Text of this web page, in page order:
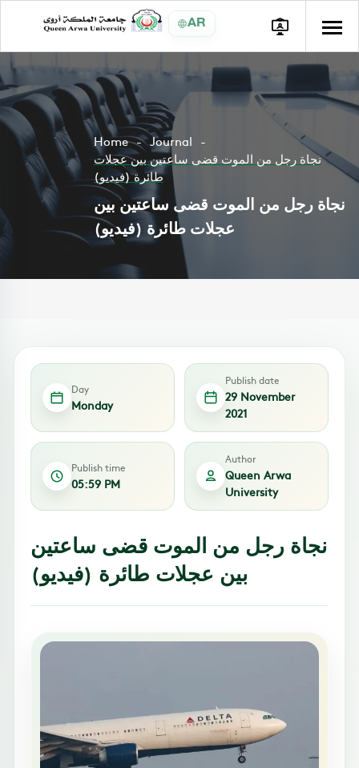
AR
Home
Journal
نجاة رجل من الموت قضى ساعتين بين عجلات
طائرة (فيديو)
نجاة رجل من الموت قضى ساعتين بين
عجلات طائرة (فيديو)
Day
Monday
Publish date
29 November
2021
Publish time
05:59 PM
Author
Queen Arwa
University
نجاة رجل من الموت قضى ساعتين
بين عجلات طائرة (فيديو)